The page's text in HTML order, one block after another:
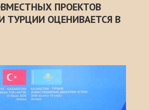
ПРОЕКТОВ
ТУРЦИИ ОЦЕНИВАЕТСЯ В